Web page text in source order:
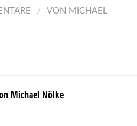
/ VON MICHAEL
Michael Nölke